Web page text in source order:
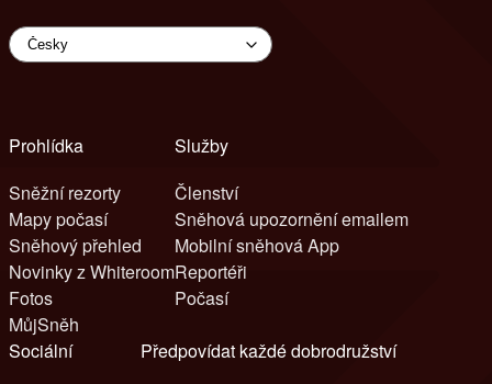
Prohlídka
Sněžní rezorty
Mapy počasí
Sněhový přehled
Novinky z Whiteroom
Fotos
MůjSněh
Služby
Členství
Sněhová upozornění emailem
Mobilní sněhová App
Reportéři
Počasí
Sociální
Předpovídat každé dobrodružství